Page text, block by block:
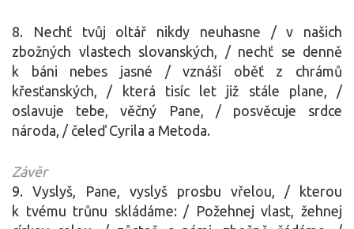
8. Nechť tvůj oltář nikdy neuhasne / v našich
zbožných vlastech slovanských, / nechť se denně
k báni nebes jasné / vznáší oběť z chrámů
křesťanských, / která tisíc let již stále plane, /
oslavuje tebe, věčný Pane, / posvěcuje srdce
národa, / čeleď Cyrila a Metoda.
Závěr
9. Vyslyš, Pane, vyslyš prosbu vřelou, / kterou
k tvému trůnu skládáme: / Požehnej vlast, žehnej